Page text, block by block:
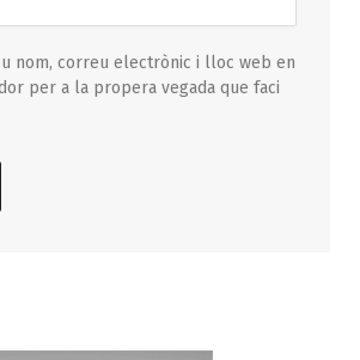
nom, correu electrònic i lloc web en
per a la propera vegada que faci